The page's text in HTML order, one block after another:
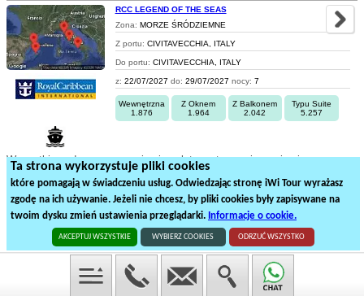
Ta strona wykorzystuje pliki cookies
które pomagają w świadczeniu usług. Odwiedzając stronę iWi Tour wyrażasz
zgodę na ich używanie. Jeżeli nie chcesz, by pliki cookies były zapisywane na
twoim dysku zmień ustawienia przeglądarki. Informacje o cookie.
AKCEPTUJ WSZYSTKIE WYBIERZ COOKIES ODRZUĆ WSZYSTKO
RCC LEGEND OF THE SEAS
Zona: MORZE ŚRÓDZIEMNE
Z portu: CIVITAVECCHIA, ITALY
Do portu: CIVITAVECCHIA, ITALY
z: 22/07/2027 do: 29/07/2027 nocy: 7
Wewnętrzna
1.876
Z Oknem
1.964
Z Balkonem
2.042
Typu Suite
5.257
Wszystkie podane ceny zawierają opłaty portowe, nie zawierają
ubezpieczenia i opłat serwisowych. Oblicz, aby sprawdzić cenę.
8 9 10 11 12 13 14 15 16
329rejsów statkiem na17stronach